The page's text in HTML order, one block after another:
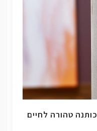
קנבס אמנים פרימיום: 100% כותנה טהורה לחיים